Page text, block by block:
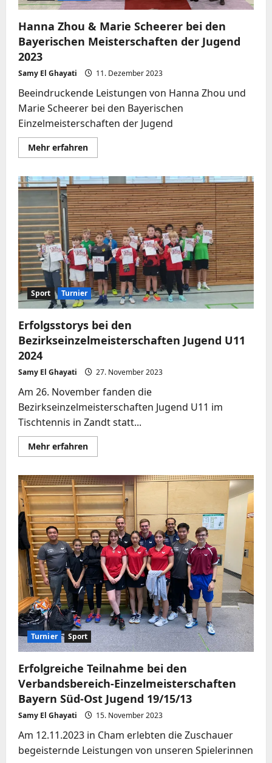
Hanna Zhou & Marie Scheerer bei den
Bayerischen Meisterschaften der Jugend
2023
Samy El Ghayati 11. Dezember 2023
Beeindruckende Leistungen von Hanna Zhou und
Marie Scheerer bei den Bayerischen
Einzelmeisterschaften der Jugend
Mehr erfahrenMehr
Informationen
Zhou
&
Marie
Scheerer
bei
den
Bayerischen
Meisterschaften
der
Jugend
2023
Sport Turnier
Erfolgsstorys bei den
Bezirkseinzelmeisterschaften Jugend U11
2024
Samy El Ghayati 27. November 2023
Am 26. November fanden die
Bezirkseinzelmeisterschaften Jugend U11 im
Tischtennis in Zandt statt...
Mehr erfahrenMehr
Informationen
bei
den
Bezirkseinzelmeisterschaften
Jugend
U11
2024
Turnier Sport
Erfolgreiche Teilnahme bei den
Verbandsbereich-Einzelmeisterschaften
Bayern Süd-Ost Jugend 19/15/13
Samy El Ghayati 15. November 2023
Am 12.11.2023 in Cham erlebten die Zuschauer
begeisternde Leistungen von unseren Spielerinnen